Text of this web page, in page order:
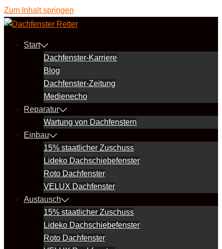
Zum Inhalt springen
Start
Dachfenster-Karriere
Blog
Dachfenster-Zeitung
Medienecho
Reparatur
Wartung von Dachfenstern
Einbau
15% staatlicher Zuschuss
Lideko Dachschiebefenster
Roto Dachfenster
VELUX Dachfenster
Austausch
15% staatlicher Zuschuss
Lideko Dachschiebefenster
Roto Dachfenster